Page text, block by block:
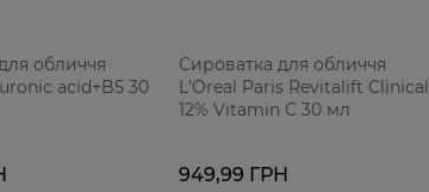
обличчя
acid+B5 30
Сироватка для обличчя
L'Oreal Paris Revitalift Clinical
12% Vitamin C 30 мл
949,99 ГРН